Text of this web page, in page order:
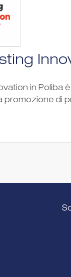
in Poliba
promozione di